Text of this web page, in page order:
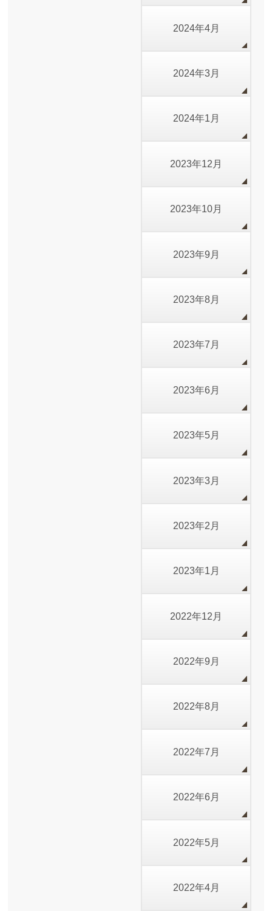
2024年4月
2024年3月
2024年1月
2023年12月
2023年10月
2023年9月
2023年8月
2023年7月
2023年6月
2023年5月
2023年3月
2023年2月
2023年1月
2022年12月
2022年9月
2022年8月
2022年7月
2022年6月
2022年5月
2022年4月